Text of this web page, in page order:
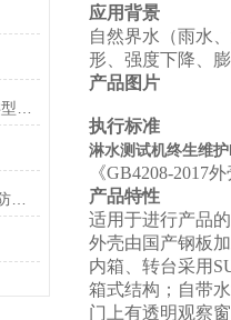
为什么越来越多的人在关注IPX9K防水检测仪
应用背景
自然界水（雨水
形、强度下降、
产品图片
执行标准
淋水测试机终生维
《GB4208-2017
产品特性
适用于进行产品
外壳由国产钢板
内箱、转台采用
箱式结构；自带
门上有透明观察